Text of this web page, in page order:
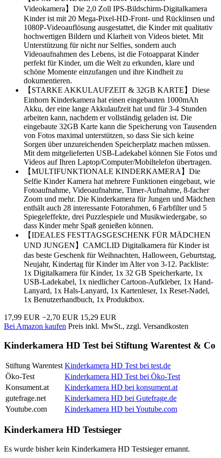
Videokamera】Die 2,0 Zoll IPS-Bildschirm-Digitalkamera
Kinder ist mit 20 Mega-Pixel-HD-Front- und Rücklinsen und
1080P-Videoauflösung ausgestattet, die Kinder mit qualitativ
hochwertigen Bildern und Klarheit von Videos bietet. Mit
Unterstützung für nicht nur Selfies, sondern auch
Videoaufnahmen des Lebens, ist die Fotoapparat Kinder
perfekt für Kinder, um die Welt zu erkunden, klare und
schöne Momente einzufangen und ihre Kindheit zu
dokumentieren.
【STARKE AKKULAUFZEIT & 32GB KARTE】Diese
Einhorn Kinderkamera hat einen eingebauten 1000mAh
Akku, der eine lange Akkulaufzeit hat und für 3-4 Stunden
arbeiten kann, nachdem er vollständig geladen ist. Die
eingebaute 32GB Karte kann die Speicherung von Tausenden
von Fotos maximal unterstützen, so dass Sie sich keine
Sorgen über unzureichenden Speicherplatz machen müssen.
Mit dem mitgelieferten USB-Ladekabel können Sie Fotos und
Videos auf Ihren Laptop/Computer/Mobiltelefon übertragen.
【MULTIFUNKTIONALE KINDERKAMERA】Die
Selfie Kinder Kamera hat mehrere Funktionen eingebaut, wie
Fotoaufnahme, Videoaufnahme, Timer-Aufnahme, 8-facher
Zoom und mehr. Die Kinderkamera für Jungen und Mädchen
enthält auch 28 interessante Fotorahmen, 6 Farbfilter und 5
Spiegeleffekte, drei Puzzlespiele und Musikwiedergabe, so
dass Kinder mehr Spaß genießen können.
【IDEALES FESTTAGSGESCHENK FÜR MÄDCHEN
UND JUNGEN】CAMCLID Digitalkamera für Kinder ist
das beste Geschenk für Weihnachten, Halloween, Geburtstag,
Neujahr, Kindertag für Kinder im Alter von 3-12. Packliste:
1x Digitalkamera für Kinder, 1x 32 GB Speicherkarte, 1x
USB-Ladekabel, 1x niedlicher Cartoon-Aufkleber, 1x Hand-
Lanyard, 1x Hals-Lanyard, 1x Kartenleser, 1x Reset-Nadel,
1x Benutzerhandbuch, 1x Produktbox.
17,99 EUR −2,70 EUR 15,29 EUR
Bei Amazon kaufen Preis inkl. MwSt., zzgl. Versandkosten
Kinderkamera HD Test bei Stiftung Warentest & Co
Stiftung Warentest Kinderkamera HD Test bei test.de
Öko-Test
Kinderkamera HD Test bei Öko-Test
Konsument.at
Kinderkamera HD bei konsument.at
gutefrage.net
Kinderkamera HD bei Gutefrage.de
Youtube.com
Kinderkamera HD bei Youtube.com
Kinderkamera HD Testsieger
Es wurde bisher kein Kinderkamera HD Testsieger ernannt.